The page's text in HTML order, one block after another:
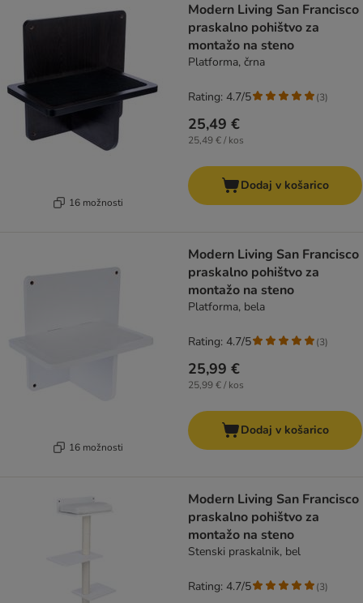
16 možnosti
Modern Living San Francisco
praskalno pohištvo za
montažo na steno
Platforma, črna
25,49 €
25,49 € / kos
Rating: 4.7/5 (3)
Dodaj v košarico
16 možnosti
Modern Living San Francisco
praskalno pohištvo za
montažo na steno
Platforma, bela
25,99 €
25,99 € / kos
Rating: 4.7/5 (3)
Dodaj v košarico
Modern Living San Francisco
praskalno pohištvo za
montažo na steno
Stenski praskalnik, bel
Rating: 4.7/5 (3)